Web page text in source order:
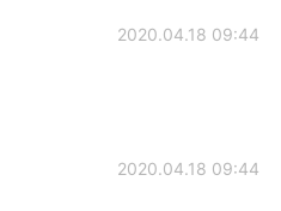
2020.04.18 09:44
2020.04.18 09:44